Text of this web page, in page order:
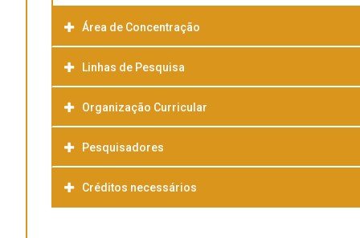
Área de Concentração
Linhas de Pesquisa
Organização Curricular
Pesquisadores
Créditos necessários